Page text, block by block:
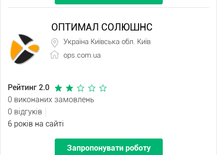
ОПТИМАЛ СОЛЮШНС
Україна Київська обл. Київ
ops.com.ua
Рейтинг 2.0
0 виконаних замовлень
0 відгуків
6 років на сайті
Запропонувати роботу